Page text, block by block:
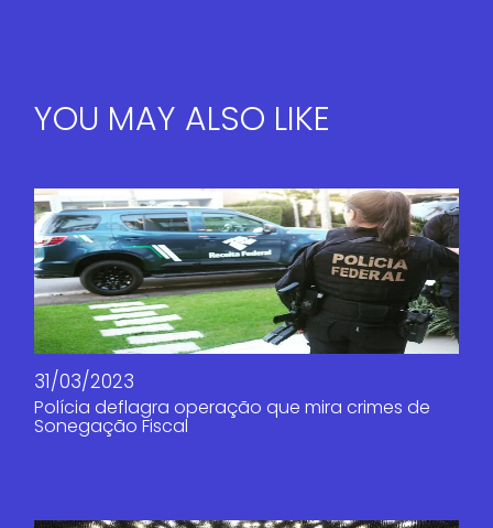
YOU MAY ALSO LIKE
31/03/2023
Polícia deflagra operação que mira crimes de
Sonegação Fiscal